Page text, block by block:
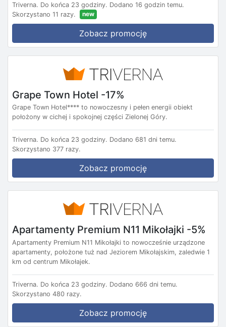
Triverna. Do końca 23 godziny. Dodano 16 godzin temu.
Skorzystano 11 razy.
new
Zobacz promocję
Grape Town Hotel -17%
Grape Town Hotel**** to nowoczesny i pełen energii obiekt
położony w cichej i spokojnej części Zielonej Góry.
Triverna. Do końca 23 godziny. Dodano 681 dni temu.
Skorzystano 377 razy.
Zobacz promocję
Apartamenty Premium N11 Mikołajki -5%
Apartamenty Premium N11 Mikołajki to nowocześnie urządzone
apartamenty, położone tuż nad Jeziorem Mikołajskim, zaledwie 1
km od centrum Mikołajek.
Triverna. Do końca 23 godziny. Dodano 666 dni temu.
Skorzystano 480 razy.
Zobacz promocję